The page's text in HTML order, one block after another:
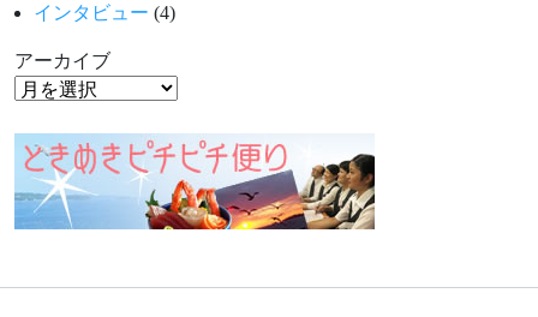
インタビュー (4)
アーカイブ